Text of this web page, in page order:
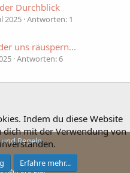
Durchblick
2025 Antworten: 1
uns räuspern...
Antworten: 6
Regeln
XenForo Ltd.
Indem du diese Website
mit der Verwendung von
Erfahre mehr...